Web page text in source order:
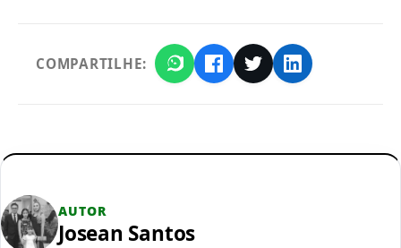
COMPARTILHE:
AUTOR
Josean Santos